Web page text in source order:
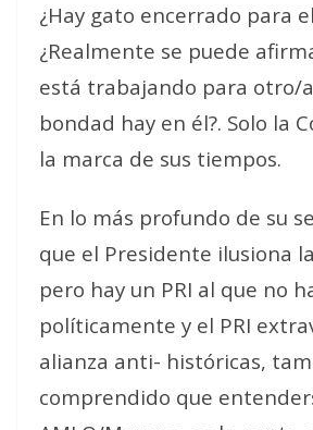
¿Hay gato encerrado para
¿Realmente se puede
está trabajando para otro/
bondad hay en él?. Solo la
la marca de sus tiempos.
En lo más profundo de su
que el Presidente ilusiona
pero hay un PRI al que no
políticamente y el PRI
alianza anti- históricas,
comprendido que